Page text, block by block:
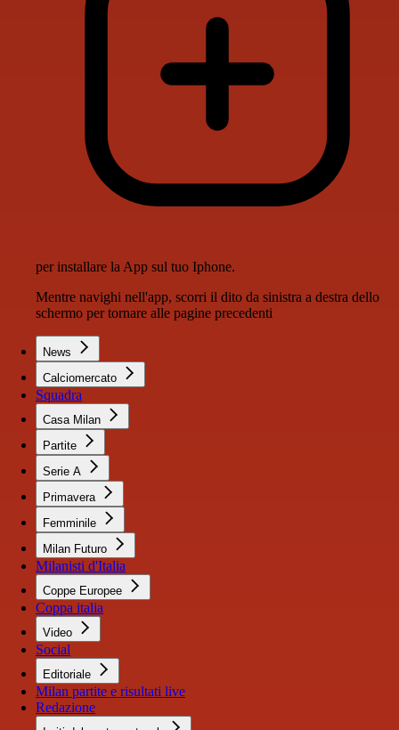
per installare la App sul tuo Iphone.
Mentre navighi nell'app, scorri il dito da sinistra a destra dello
schermo per tornare alle pagine precedenti
News
Calciomercato
Squadra
Casa Milan
Partite
Serie A
Primavera
Femminile
Milan Futuro
Milanisti d'Italia
Coppe Europee
Coppa italia
Video
Social
Editoriale
Milan partite e risultati live
Redazione